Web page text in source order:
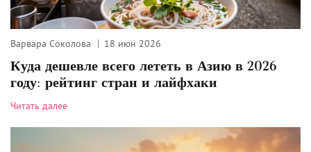
Варвара Соколова 18 июн 2026
Куда дешевле всего лететь в Азию в 2026
году: рейтинг стран и лайфхаки
Читать далее